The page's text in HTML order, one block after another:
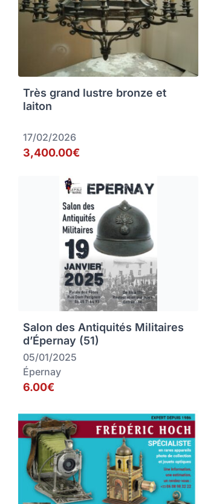
Très grand lustre bronze et
laiton
17/02/2026
3,400.00€
Salon des Antiquités Militaires
d’Épernay (51)
05/01/2025
Épernay
6.00€